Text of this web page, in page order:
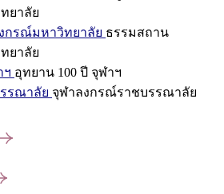
ยาลัย
กรณ์มหาวิทยาลัย ธรรมสถาน
ยาลัย
ฯ อุทยาน 100 ปี จุฬาฯ
รณาลัย จุฬาลงกรณ์ราชบรรณาลัย